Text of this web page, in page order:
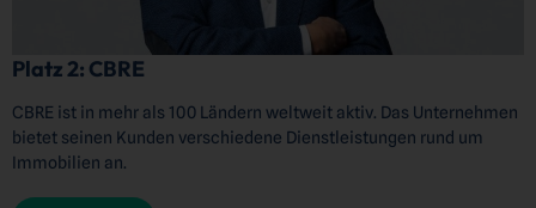
Platz 2: CBRE
CBRE ist in mehr als 100 Ländern weltweit aktiv. Das Unternehmen
bietet seinen Kunden verschiedene Dienstleistungen rund um
Immobilien an.